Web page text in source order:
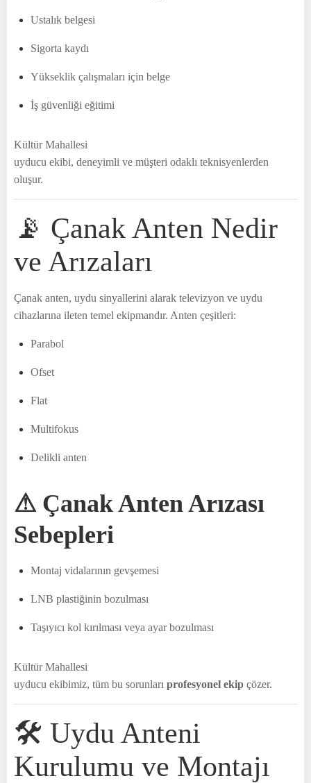
Ustalık belgesi
Sigorta kaydı
Yükseklik çalışmaları için belge
İş güvenliği eğitimi
Kültür Mahallesi
uyducu ekibi, deneyimli ve müşteri odaklı teknisyenlerden
oluşur.
📡 Çanak Anten Nedir
ve Arızaları
Çanak anten, uydu sinyallerini alarak televizyon ve uydu
cihazlarına ileten temel ekipmandır. Anten çeşitleri:
Parabol
Ofset
Flat
Multifokus
Delikli anten
⚠ Çanak Anten Arızası
Sebepleri
Montaj vidalarının gevşemesi
LNB plastiğinin bozulması
Taşıyıcı kol kırılması veya ayar bozulması
Kültür Mahallesi
uyducu ekibimiz, tüm bu sorunları profesyonel ekip çözer.
🛠 Uydu Anteni
Kurulumu ve Montajı